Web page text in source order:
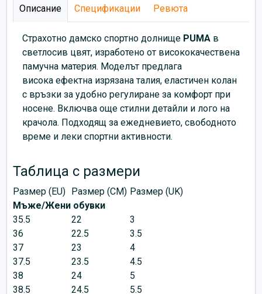
Описание Спецификации Ревюта
Страхотно дамско спортно долнище PUMA в
светлосив цвят, изработено от висококачествена
памучна материя. Моделът предлага
висока ефектна изрязана талия, еластичен колан
с връзки за удобно регулиране за комфорт при
носене. Включва още стилни детайли и лого на
крачола. Подходящ за ежедневието, свободното
време и леки спортни активности.
Таблица с размери
Размер (EU) Размер (CM) Размер (UK)
Мъже/Жени обувки
35.5
22
3
36
22.5
3.5
37
23
4
37.5
23.5
4.5
38
24
5
38.5
24.5
5.5